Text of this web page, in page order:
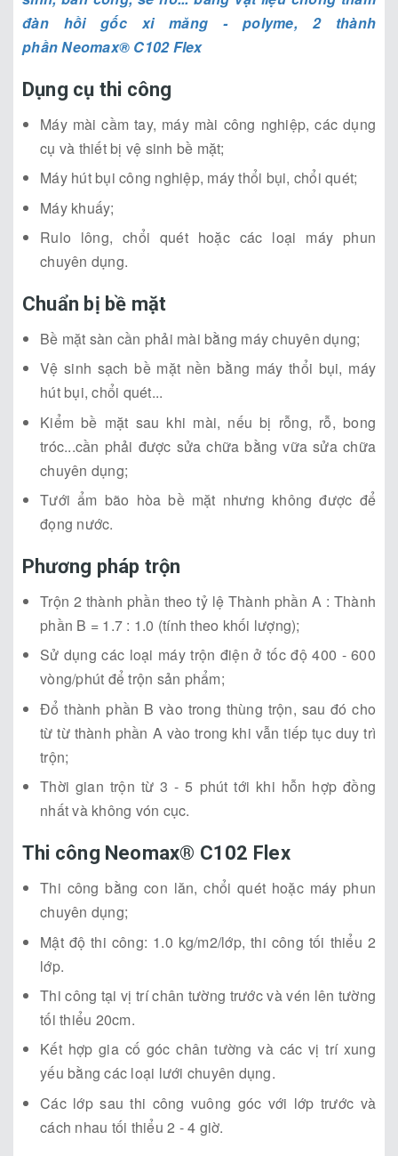
đàn hồi gốc xi măng - polyme, 2 thành
phần Neomax® C102 Flex
Dụng cụ thi công
Máy mài cầm tay, máy mài công nghiệp, các dụng
cụ và thiết bị vệ sinh bề mặt;
Máy hút bụi công nghiệp, máy thổi bụi, chổi quét;
Máy khuấy;
Rulo lông, chổi quét hoặc các loại máy phun
chuyên dụng.
Chuẩn bị bề mặt
Bề mặt sàn cần phải mài bằng máy chuyên dụng;
Vệ sinh sạch bề mặt nền bằng máy thổi bụi, máy
hút bụi, chổi quét...
Kiểm bề mặt sau khi mài, nếu bị rỗng, rỗ, bong
tróc...cần phải được sửa chữa bằng vữa sửa chữa
chuyên dụng;
Tưới ẩm bão hòa bề mặt nhưng không được để
đọng nước.
Phương pháp trộn
Trộn 2 thành phần theo tỷ lệ Thành phần A : Thành
phần B = 1.7 : 1.0 (tính theo khối lượng);
Sử dụng các loại máy trộn điện ở tốc độ 400 - 600
vòng/phút để trộn sản phẩm;
Đổ thành phần B vào trong thùng trộn, sau đó cho
từ từ thành phần A vào trong khi vẫn tiếp tục duy trì
trộn;
Thời gian trộn từ 3 - 5 phút tới khi hỗn hợp đồng
nhất và không vón cục.
Thi công Neomax® C102 Flex
Thi công bằng con lăn, chổi quét hoặc máy phun
chuyên dụng;
Mật độ thi công: 1.0 kg/m2/lớp, thi công tối thiểu 2
lớp.
Thi công tại vị trí chân tường trước và vén lên tường
tối thiểu 20cm.
Kết hợp gia cố góc chân tường và các vị trí xung
yếu bằng các loại lưới chuyên dụng.
Các lớp sau thi công vuông góc với lớp trước và
cách nhau tối thiểu 2 - 4 giờ.